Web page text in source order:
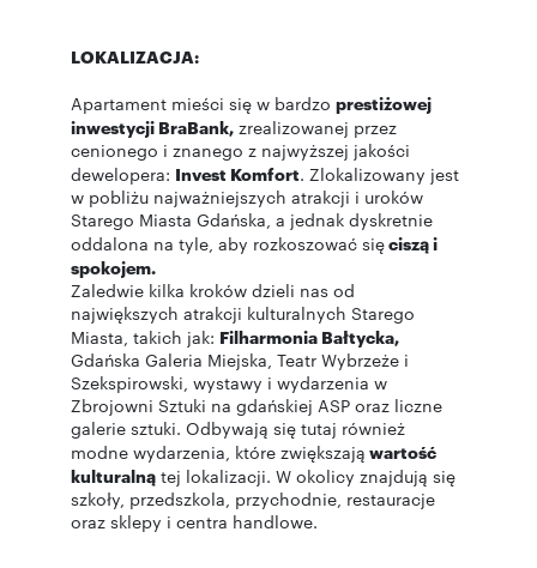
LOKALIZACJA:
Apartament mieści się w bardzo prestiżowej
inwestycji BraBank, zrealizowanej przez
cenionego i znanego z najwyższej jakości
dewelopera: Invest Komfort. Zlokalizowany jest
w pobliżu najważniejszych atrakcji i uroków
Starego Miasta Gdańska, a jednak dyskretnie
oddalona na tyle, aby rozkoszować sięciszą i
spokojem.
Zaledwie kilka kroków dzieli nas od
największych atrakcji kulturalnych Starego
Miasta, takich jak: Filharmonia Bałtycka,
Gdańska Galeria Miejska, Teatr Wybrzeże i
Szekspirowski, wystawy i wydarzenia w
Zbrojowni Sztuki na gdańskiej ASP oraz liczne
galerie sztuki. Odbywają się tutaj również
modne wydarzenia, które zwiększają wartość
kulturalną tej lokalizacji. W okolicy znajdują się
szkoły, przedszkola, przychodnie, restauracje
oraz sklepy i centra handlowe.